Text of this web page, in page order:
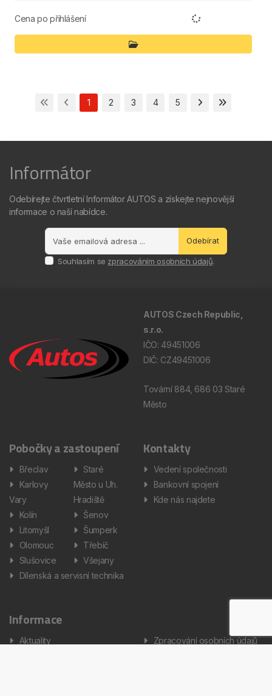
Cena po přihlášení
1 2 3 4 5
Informátor
Odebírejte čtvrtletní Informátor AUTOS a získejte nejnovější
informace o naší nabídce.
Odebírat
Souhlasím se zpracováním osobních údajů.
AUTOS Czech Republic,
s.r.o.
IČO: 49451006
DIČ: CZ49451006
Tovární 884, 686 03 Staré
Město
Pobočky a zastoupení
Břeclav
Karlovy
Vary
Kolín
Litomyšl
Olomouc
Slušovice
Staré
Město u Uh.
Hradiště
Šenov
Šumperk
Třebíč
Všejany
Dílenská a servisní technika
Kontakty
Vedení společnosti
Bankovní spojení
Kde nás najdete
Informace
Aktuality
Zpracování osobních údajů